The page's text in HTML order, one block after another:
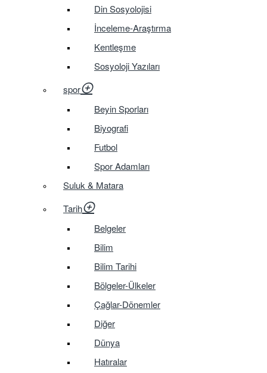
Din Sosyolojisi
İnceleme-Araştırma
Kentleşme
Sosyoloji Yazıları
spor
Beyin Sporları
Biyografi
Futbol
Spor Adamları
Suluk & Matara
Tarih
Belgeler
Bilim
Bilim Tarihi
Bölgeler-Ülkeler
Çağlar-Dönemler
Diğer
Dünya
Hatıralar